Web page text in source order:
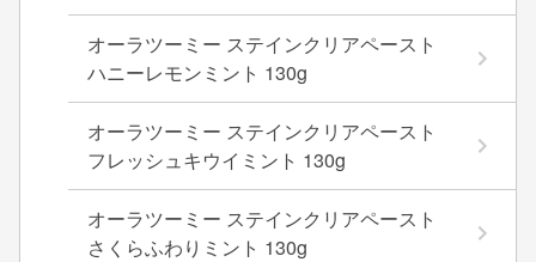
オーラツーミー ステインクリアペースト
ハニーレモンミント 130g
オーラツーミー ステインクリアペースト
フレッシュキウイミント 130g
オーラツーミー ステインクリアペースト
さくらふわりミント 130g